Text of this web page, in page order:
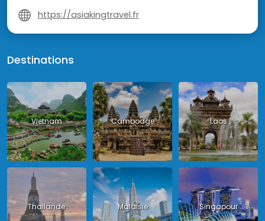
https://asiakingtravel.fr
Destinations
Vietnam Cambodge Laos
Thailande Malaisie Singapour